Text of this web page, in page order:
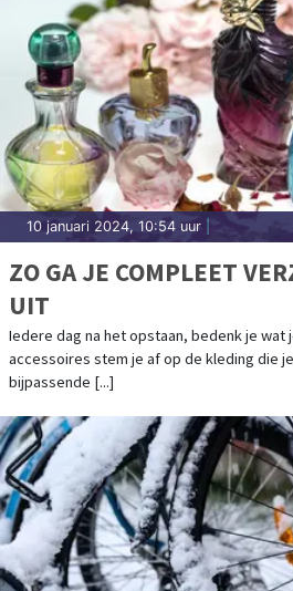
10 januari 2024, 10:54 uur
ZO GA JE COMPLEET
UIT
Iedere dag na het opstaan, bedenk je wat
accessoires stem je af op de kleding die
bijpassende [...]